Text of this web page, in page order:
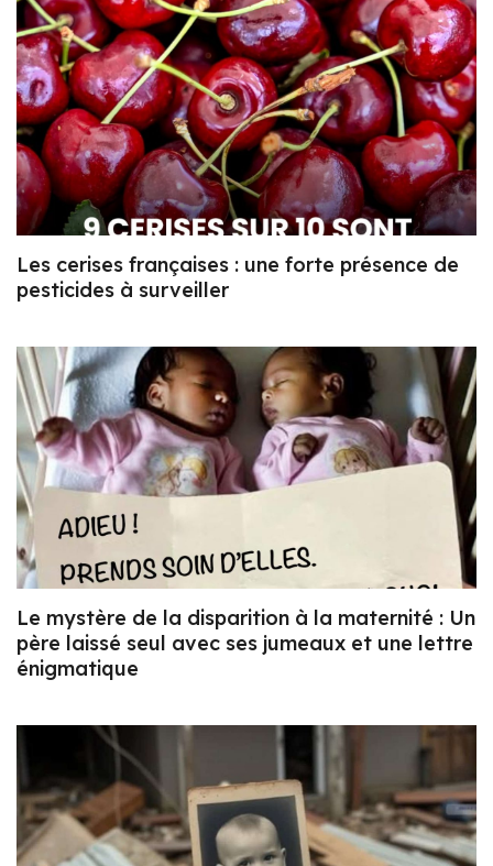
Les cerises françaises : une forte présence de
pesticides à surveiller
Le mystère de la disparition à la maternité : Un
père laissé seul avec ses jumeaux et une lettre
énigmatique